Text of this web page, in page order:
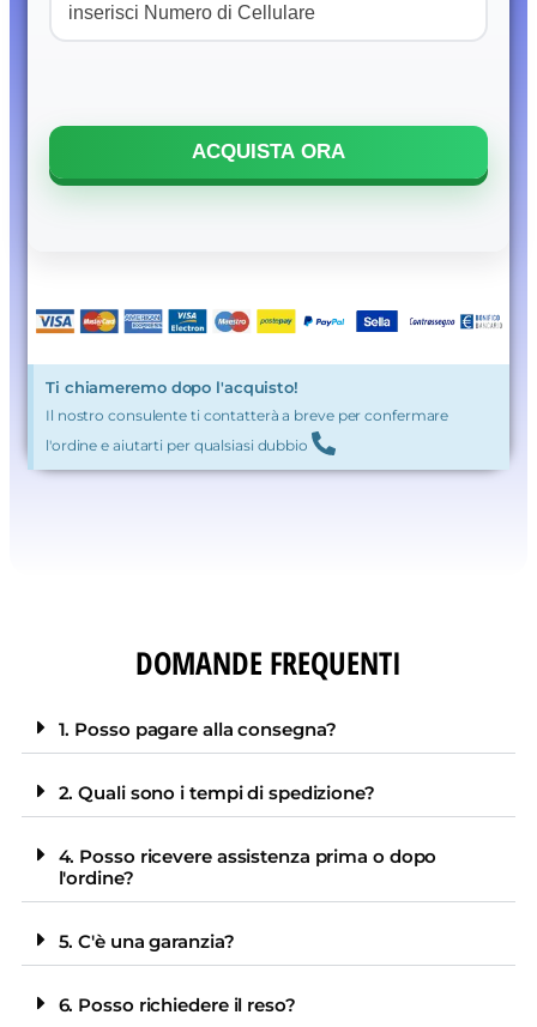
Ti chiameremo dopo l'acquisto!
Il nostro consulente ti contatterà a breve per confermare
l'ordine e aiutarti per qualsiasi dubbio
DOMANDE FREQUENTI
1. Posso pagare alla consegna?
2. Quali sono i tempi di spedizione?
4. Posso ricevere assistenza prima o dopo
l'ordine?
5. C'è una garanzia?
6. Posso richiedere il reso?